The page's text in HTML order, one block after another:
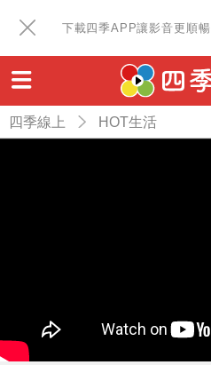
下載四季APP讓影音更順暢
四季線上 HOT生活